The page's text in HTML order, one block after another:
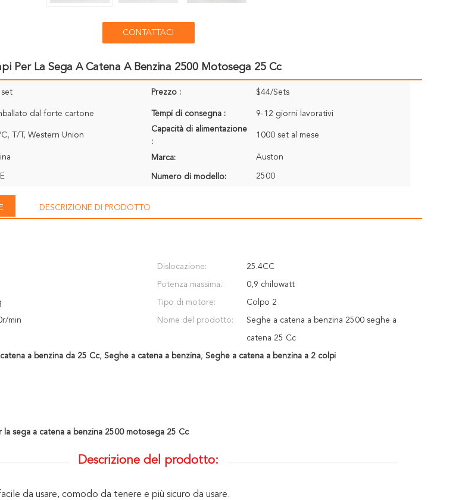
CONTATTACI
Per La Sega A Catena A Benzina 2500 Motosega 25 Cc
set Prezzo : $44/Sets
dal forte cartone Tempi di consegna : 9-12 giorni lavorativi
C, T/T, Western Union
Capacità di alimentazione
:
1000 set al mese
Marca: Auston
Numero di modello: 2500
DESCRIZIONE DI PRODOTTO
Dislocazione: 25.4CC
Potenza massima.: 0,9 chilowatt
Tipo di motore: Colpo 2
min Nome del prodotto: Seghe a catena a benzina 2500 seghe a
catena 25 Cc
a benzina da 25 Cc, Seghe a catena a benzina, Seghe a catena a benzina a 2 colpi
sega a catena a benzina 2500 motosega 25 Cc
Descrizione del prodotto:
da usare, comodo da tenere e più sicuro da usare.